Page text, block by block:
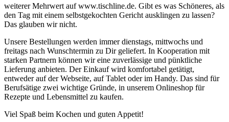
weiterer Mehrwert auf www.tischline.de. Gibt es was Schöneres, als
den Tag mit einem selbstgekochten Gericht ausklingen zu lassen?
Das glauben wir nicht.
Unsere Bestellungen werden immer dienstags, mittwochs und
freitags nach Wunschtermin zu Dir geliefert. In Kooperation mit
starken Partnern können wir eine zuverlässige und pünktliche
Lieferung anbieten. Der Einkauf wird komfortabel getätigt,
entweder auf der Webseite, auf Tablet oder im Handy. Das sind für
Berufsätige zwei wichtige Gründe, in unserem Onlineshop für
Rezepte und Lebensmittel zu kaufen.
Viel Spaß beim Kochen und guten Appetit!